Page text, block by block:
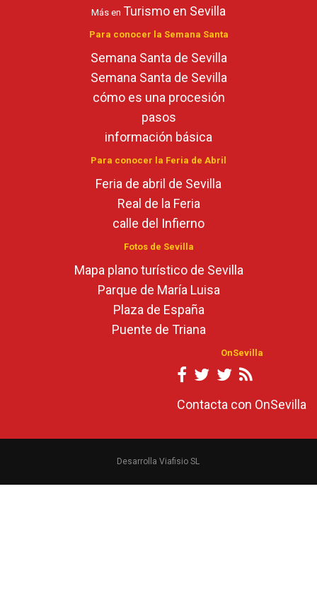
Más en Turismo en Sevilla
Para conocer la Semana Santa
Semana Santa de Sevilla
Semana Santa de Sevilla
cómo es una procesión
pasos
información básica
Para conocer la Feria de Abril
Feria de abril de Sevilla
Real de la Feria
calle del Infierno
Fotos de Sevilla
Mapa plano turístico de Sevilla
Parque de María Luisa
Plaza de España
Puente de Triana
OnSevilla
Contacta con OnSevilla
Desarrolla Viafisio SL